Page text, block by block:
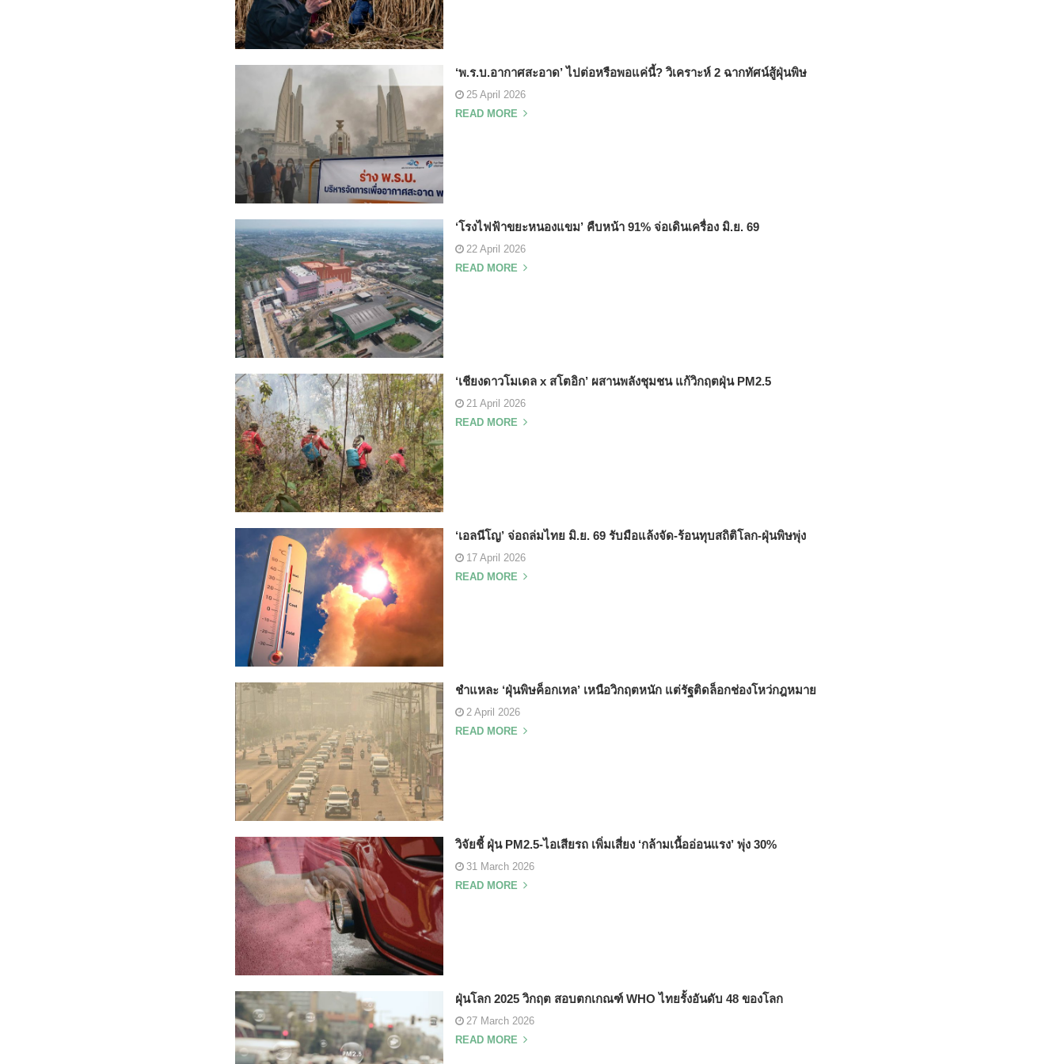
‘พ.ร.บ.อากาศสะอาด’ ไปต่อหรือพอแค่นี้? วิเคราะห์ 2 ฉากทัศน์สู้ฝุ่นพิษ
25 April 2026
READ MORE
‘โรงไฟฟ้าขยะหนองแขม’ คืบหน้า 91% จ่อเดินเครื่อง มิ.ย. 69
22 April 2026
READ MORE
‘เชียงดาวโมเดล x สโตอิก’ ผสานพลังชุมชน แก้วิกฤตฝุ่น PM2.5
21 April 2026
READ MORE
‘เอลนีโญ’ จ่อถล่มไทย มิ.ย. 69 รับมือแล้งจัด-ร้อนทุบสถิติโลก-ฝุ่นพิษพุ่ง
17 April 2026
READ MORE
ชำแหละ ‘ฝุ่นพิษค็อกเทล’ เหนือวิกฤตหนัก แต่รัฐติดล็อกช่องโหว่กฎหมาย
2 April 2026
READ MORE
วิจัยชี้ ฝุ่น PM2.5-ไอเสียรถ เพิ่มเสี่ยง ‘กล้ามเนื้ออ่อนแรง’ พุ่ง 30%
31 March 2026
READ MORE
ฝุ่นโลก 2025 วิกฤต สอบตกเกณฑ์ WHO ไทยรั้งอันดับ 48 ของโลก
27 March 2026
READ MORE